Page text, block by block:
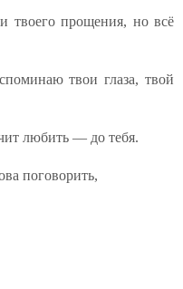
твоего прощения, но всё
твои глаза, твой
любить — до тебя.
поговорить,